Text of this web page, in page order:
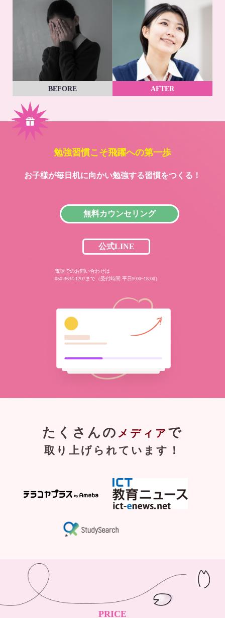
BEFORE AFTER
勉強習慣こそ飛躍への第一歩
お子様が毎日机に向かい勉強する習慣をつくる！
無料カウンセリング
公式LINE
電話でのお問い合わせは
050-3634-1207まで（受付時間 平日9:00~18:00）
たくさんの メディア で
取り上げられています！
PRICE